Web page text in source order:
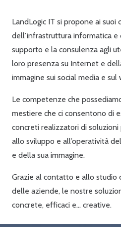
LandLogic IT si propone ai suoi
dell’infrastruttura informatica e
supporto e la consulenza agli
loro presenza su Internet e
immagine sui social media e sul
Le competenze che
mestiere che ci consentono di
concreti realizzatori di
allo sviluppo e all’operatività
e della sua immagine.
Grazie al contatto e allo studio
delle aziende, le nostre
concrete, efficaci e… creative.